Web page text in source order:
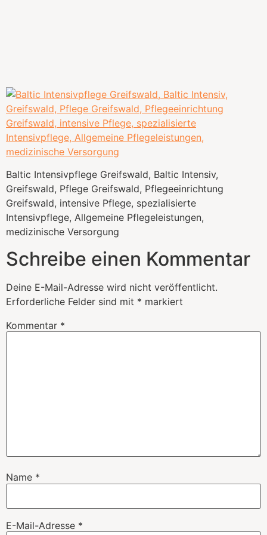
Baltic Intensivpflege Greifswald, Baltic Intensiv,
Greifswald, Pflege Greifswald, Pflegeeinrichtung
Greifswald, intensive Pflege, spezialisierte
Intensivpflege, Allgemeine Pflegeleistungen,
medizinische Versorgung
Schreibe einen Kommentar
Deine E-Mail-Adresse wird nicht veröffentlicht.
Erforderliche Felder sind mit * markiert
Kommentar *
Name *
E-Mail-Adresse *